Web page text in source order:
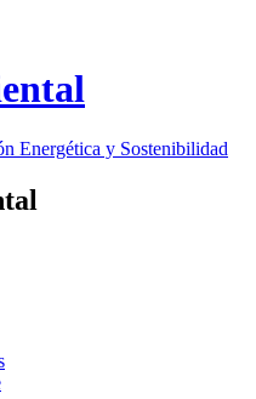
Energética y Sostenibilidad